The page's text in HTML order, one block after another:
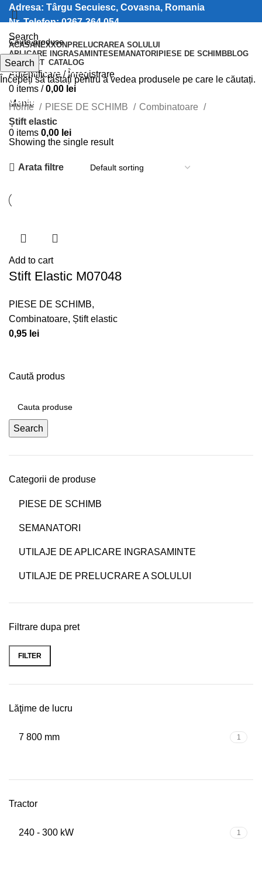
Adresa: Târgu Secuiesc, Covasna, Romania
Nr. Telefon: 0267-364 054
Search
ACASANEXXON PRELUCRAREA SOLULUI
APLICARE INGRASAMINTESEMANATORI PIESE DE SCHIMBBLOG
CONTACT CATALOG
Autentificare / Înregistrare
0 items / 0,00 lei
Meniu
0 items 0,00 lei
Știft elastic
Categorii
Caută produs
Search
Categorii de produse
PIESE DE SCHIMB
SEMANATORI
UTILAJE DE APLICARE INGRASAMINTE
UTILAJE DE PRELUCRARE A SOLULUI
Filtrare dupa pret
Min
Max
FILTER
Lăţime de lucru
7 800 mm 1
Tractor
240 - 300 kW 1
Home PIESE DE SCHIMB
Combinatoare
Știft elastic
Showing the single result
Arata filtre
Add to cart
Stift Elastic M07048
PIESE DE SCHIMB,
Combinatoare, Știft elastic
0,95 lei
Search
Începeți să tastați pentru a vedea produsele pe care le căutați.